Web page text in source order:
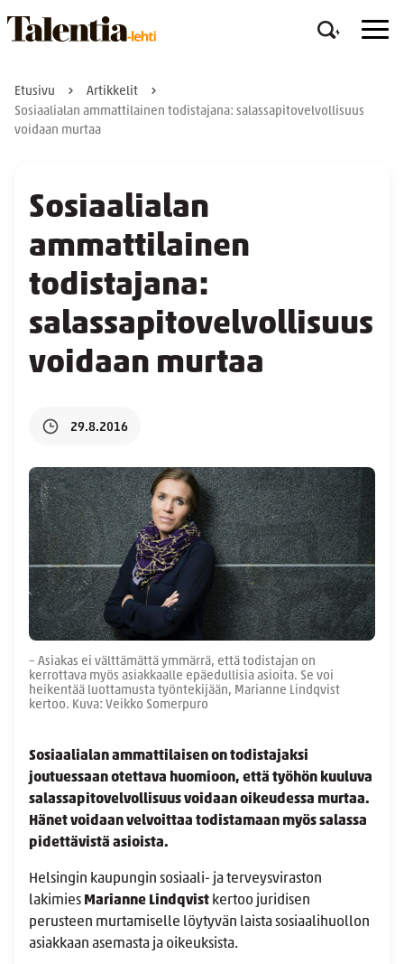
Etusivu
Artikkelit
Sosiaalialan ammattilainen todistajana: salassapitovelvollisuus
voidaan murtaa
Sosiaalialan
ammattilainen
todistajana:
salassapitovelvollisuus
voidaan murtaa
29.8.2016
– Asiakas ei välttämättä ymmärrä, että todistajan on
kerrottava myös asiakkaalle epäedullisia asioita. Se voi
heikentää luottamusta työntekijään, Marianne Lindqvist
kertoo. Kuva: Veikko Somerpuro
Sosiaalialan ammattilaisen on todistajaksi
joutuessaan otettava huomioon, että työhön kuuluva
salassapitovelvollisuus voidaan oikeudessa murtaa.
Hänet voidaan velvoittaa todistamaan myös salassa
pidettävistä asioista.
Helsingin kaupungin sosiaali- ja terveysviraston
lakimies Marianne Lindqvist kertoo juridisen
perusteen murtamiselle löytyvän laista sosiaalihuollon
asiakkaan asemasta ja oikeuksista.